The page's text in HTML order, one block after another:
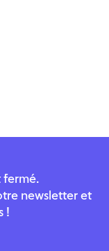
fermé.
newsletter et
!